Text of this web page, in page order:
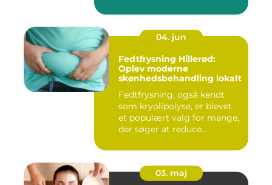
04. jun
Fedtfrysning Hillerød:
Oplev moderne
skønhedsbehandling lokalt
Fedtfrysning, også kendt
som kryolipolyse, er blevet
et populært valg for mange,
der søger at reduce...
03. maj